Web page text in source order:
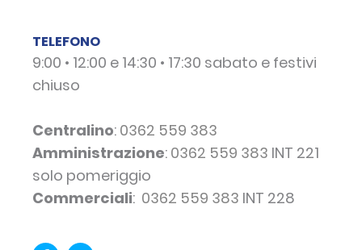
TELEFONO
9:00 • 12:00 e 14:30 • 17:30 sabato e festivi
chiuso
Centralino: 0362 559 383
Amministrazione: 0362 559 383 INT 221
solo pomeriggio
Commerciali: 0362 559 383 INT 228